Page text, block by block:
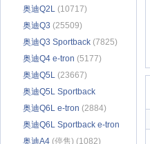
奥迪Q2L (10717)
奥迪Q3 (25509)
奥迪Q3 Sportback (7825)
奥迪Q4 e-tron (5177)
奥迪Q5L (23667)
奥迪Q5L Sportback
(6313)
奥迪Q6L e-tron (2884)
奥迪Q6L Sportback e-tron
(2612)
奥迪A4 (停售) (1082)